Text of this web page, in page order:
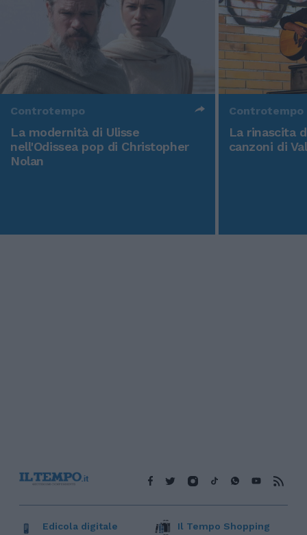
Controtempo
La modernità di Ulisse
nell'Odissea pop di Christopher
Nolan
Controtempo
La rinascita
canzoni di
Edicola digitale Il Tempo Shopping